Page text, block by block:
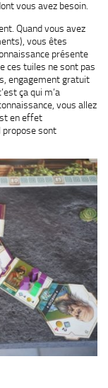
vous avez besoin.
Quand vous avez
vous êtes
présente
ces tuiles ne sont pas
engagement gratuit
ça qui m’a
vous allez
en effet
propose sont